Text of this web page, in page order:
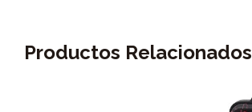
Productos Relacionados